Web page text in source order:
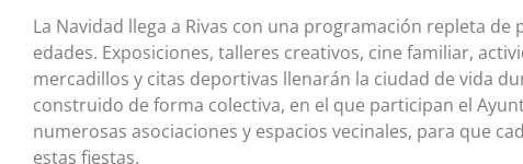
La Navidad llega a Rivas con una programación repleta
edades. Exposiciones, talleres creativos, cine familiar,
mercadillos y citas deportivas llenarán la ciudad de vida
construido de forma colectiva, en el que participan el
numerosas asociaciones y espacios vecinales, para que
estas fiestas.